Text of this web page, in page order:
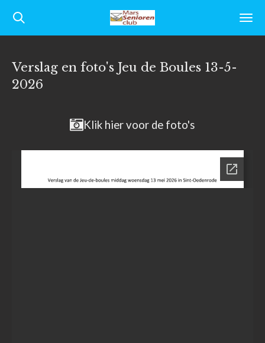
Ga
direct
de
Verslag en foto's Jeu de Boules 13-5-
2026
Klik hier voor de foto's